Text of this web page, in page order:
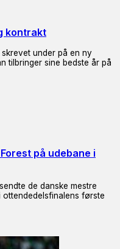
kontrakt
under på en ny
tilbringer sine bedste år på
på udebane i
de danske mestre
ottendedelsfinalens første